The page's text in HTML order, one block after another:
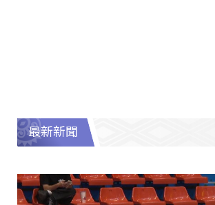
最新新聞